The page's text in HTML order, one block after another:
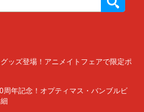
ッズ登場！アニメイトフェアで限定ポ
周年記念！オプティマス・バンブルビ